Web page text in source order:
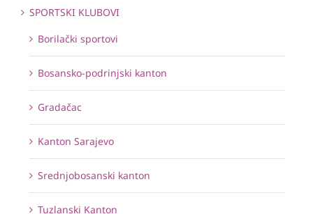
SPORTSKI KLUBOVI
Borilački sportovi
Bosansko-podrinjski kanton
Gradačac
Kanton Sarajevo
Srednjobosanski kanton
Tuzlanski Kanton